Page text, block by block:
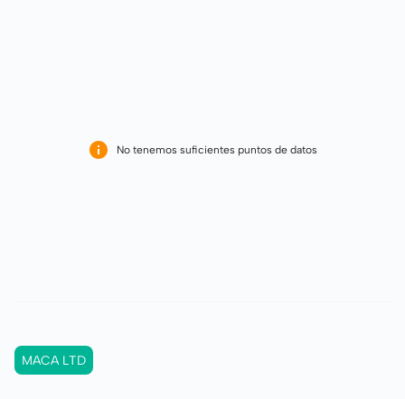
No tenemos suficientes puntos de datos
MACA LTD